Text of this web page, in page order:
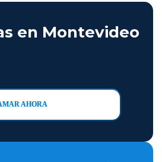
en Montevideo
AHORA